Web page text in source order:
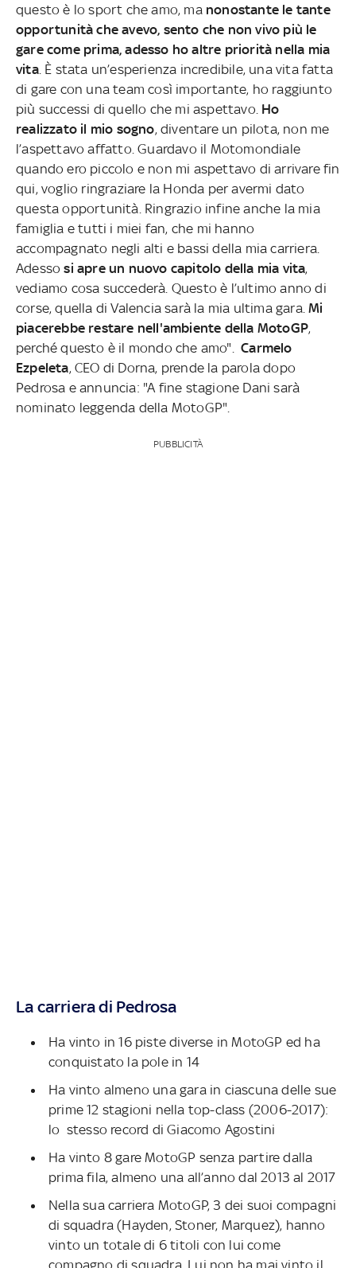
questo è lo sport che amo, ma nonostante le tante
opportunità che avevo, sento che non vivo più le
gare come prima, adesso ho altre priorità nella mia
vita. È stata un’esperienza incredibile, una vita fatta
di gare con una team così importante, ho raggiunto
più successi di quello che mi aspettavo. Ho
realizzato il mio sogno, diventare un pilota, non me
l’aspettavo affatto. Guardavo il Motomondiale
quando ero piccolo e non mi aspettavo di arrivare fin
qui, voglio ringraziare la Honda per avermi dato
questa opportunità. Ringrazio infine anche la mia
famiglia e tutti i miei fan, che mi hanno
accompagnato negli alti e bassi della mia carriera.
Adessosi apre un nuovo capitolo della mia vita,
vediamo cosa succederà. Questo è l’ultimo anno di
corse, quella di Valencia sarà la mia ultima gara.Mi
piacerebbe restare nell'ambiente della MotoGP,
perché questo è il mondo che amo".Carmelo
Ezpeleta, CEO di Dorna, prende la parola dopo
Pedrosa e annuncia: "A fine stagione Dani sarà
nominato leggenda della MotoGP".
PUBBLICITÀ
La carriera di Pedrosa
Ha vinto in 16 piste diverse in MotoGP ed ha
conquistato la pole in 14
Ha vinto almeno una gara in ciascuna delle sue
prime 12 stagioni nella top-class (2006-2017):
lo stesso record di Giacomo Agostini
Ha vinto 8 gare MotoGP senza partire dalla
prima fila, almeno una all’anno dal 2013 al 2017
Nella sua carriera MotoGP, 3 dei suoi compagni
di squadra (Hayden, Stoner, Marquez), hanno
vinto un totale di 6 titoli con lui come
compagno di squadra. Lui non ha mai vinto il